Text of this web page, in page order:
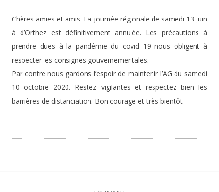
Chères amies et amis. La journée régionale de samedi 13 juin
à d’Orthez est définitivement annulée. Les précautions à
prendre dues à la pandémie du covid 19 nous obligent à
respecter les consignes gouvernementales.
Par contre nous gardons l’espoir de maintenir l’AG du samedi
10 octobre 2020. Restez vigilantes et respectez bien les
barrières de distanciation. Bon courage et très bientôt